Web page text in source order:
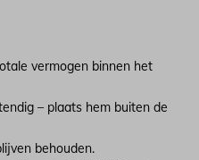
vermogen binnen het
– plaats hem buiten de
behouden.